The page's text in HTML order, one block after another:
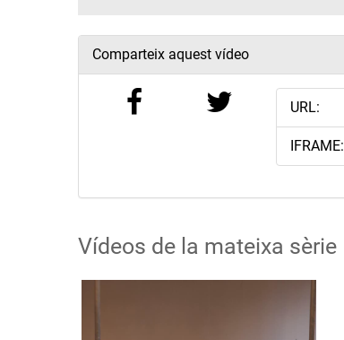
Comparteix aquest vídeo
URL:
IFRAME:
Vídeos de la mateixa sèrie